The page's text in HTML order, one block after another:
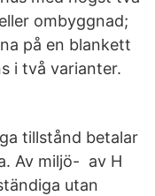
ombyggnad;
på en blankett
i två varianter.
tillstånd betalar
Av miljö- av H
utan